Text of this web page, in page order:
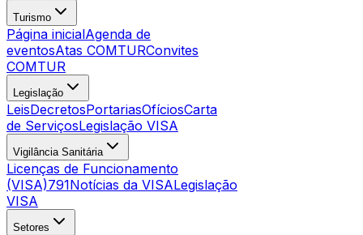
Turismo
Página inicialAgenda de
eventosAtas COMTURConvites
COMTUR
Legislação
LeisDecretosPortariasOfíciosCarta
de ServiçosLegislação VISA
Vigilância Sanitária
Licenças de Funcionamento
(VISA)791Notícias da VISALegislação
VISA
Setores